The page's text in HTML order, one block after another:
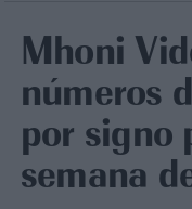
Mhoni
números
por signo
semana